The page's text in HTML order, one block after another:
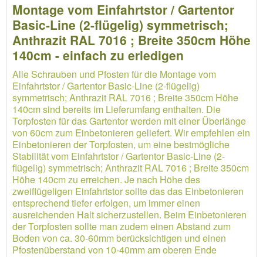
Montage vom Einfahrtstor / Gartentor
Basic-Line (2-flügelig) symmetrisch;
Anthrazit RAL 7016 ; Breite 350cm Höhe
140cm - einfach zu erledigen
Alle Schrauben und Pfosten für die Montage vom
Einfahrtstor / Gartentor Basic-Line (2-flügelig)
symmetrisch; Anthrazit RAL 7016 ; Breite 350cm Höhe
140cm sind bereits im Lieferumfang enthalten. Die
Torpfosten für das Gartentor werden mit einer Überlänge
von 60cm zum Einbetonieren geliefert. Wir empfehlen ein
Einbetonieren der Torpfosten, um eine bestmögliche
Stabilität vom Einfahrtstor / Gartentor Basic-Line (2-
flügelig) symmetrisch; Anthrazit RAL 7016 ; Breite 350cm
Höhe 140cm zu erreichen. Je nach Höhe des
zweiflügeligen Einfahrtstor sollte das das Einbetonieren
entsprechend tiefer erfolgen, um immer einen
ausreichenden Halt sicherzustellen. Beim Einbetonieren
der Torpfosten sollte man zudem einen Abstand zum
Boden von ca. 30-60mm berücksichtigen und einen
Pfostenüberstand von 10-40mm am oberen Ende